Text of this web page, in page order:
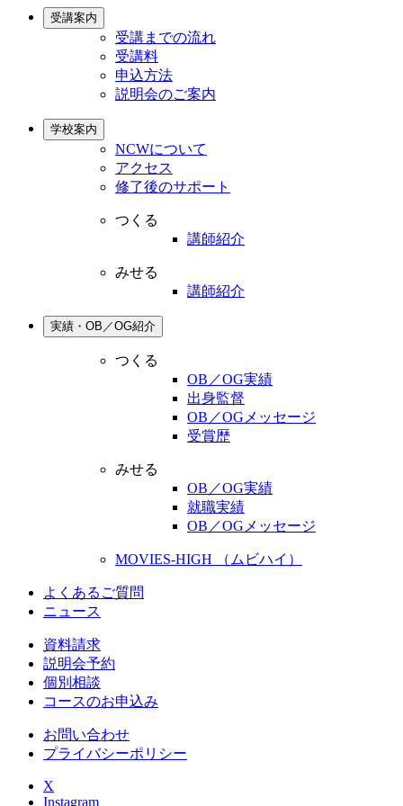
受講案内
受講までの流れ
受講料
申込方法
説明会のご案内
学校案内
NCWについて
アクセス
修了後のサポート
つくる
講師紹介
みせる
講師紹介
実績・OB／OG紹介
つくる
OB／OG実績
出身監督
OB／OGメッセージ
受賞歴
みせる
OB／OG実績
就職実績
OB／OGメッセージ
MOVIES-HIGH （ムビハイ）
よくあるご質問
ニュース
資料請求
説明会予約
個別相談
コースのお申込み
お問い合わせ
プライバシーポリシー
X
Instagram